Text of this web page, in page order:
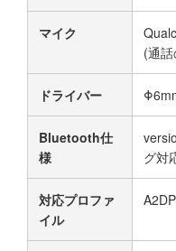
マイク
(通
ドライバー
Bluetooth仕
様
グ対
対応プロファ
イル